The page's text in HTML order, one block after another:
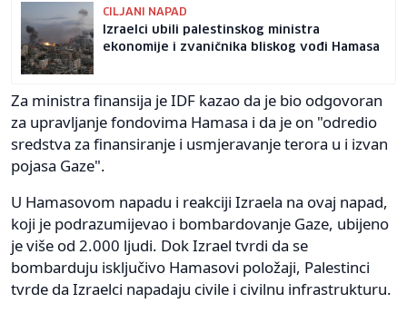
CILJANI NAPAD
Izraelci ubili palestinskog ministra
ekonomije i zvaničnika bliskog vođi Hamasa
Za ministra finansija je IDF kazao da je bio odgovoran
za upravljanje fondovima Hamasa i da je on "odredio
sredstva za finansiranje i usmjeravanje terora u i izvan
pojasa Gaze".
U Hamasovom napadu i reakciji Izraela na ovaj napad,
koji je podrazumijevao i bombardovanje Gaze, ubijeno
je više od 2.000 ljudi. Dok Izrael tvrdi da se
bombarduju isključivo Hamasovi položaji, Palestinci
tvrde da Izraelci napadaju civile i civilnu infrastrukturu.